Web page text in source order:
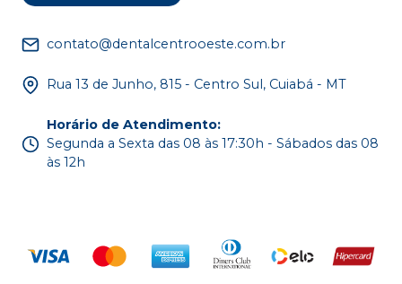
contato@dentalcentrooeste.com.br
Rua 13 de Junho, 815 - Centro Sul, Cuiabá - MT
Horário de Atendimento:
Segunda a Sexta das 08 às 17:30h - Sábados das 08
às 12h